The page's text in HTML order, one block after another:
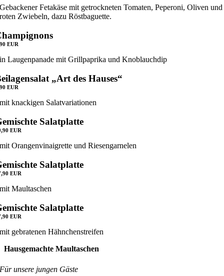
Gebackener Fetakäse mit getrockneten Tomaten, Peperoni, Oliven und
roten Zwiebeln, dazu Röstbaguette.
EUR
in Laugenpanade mit Grillpaprika und Knoblauchdip
„Art des Hauses“
EUR
mit knackigen Salatvariationen
Salatplatte
EUR
mit Orangenvinaigrette und Riesengarnelen
Salatplatte
EUR
mit Maultaschen
Salatplatte
EUR
mit gebratenen Hähnchenstreifen
Hausgemachte Maultaschen
Für unsere jungen Gäste